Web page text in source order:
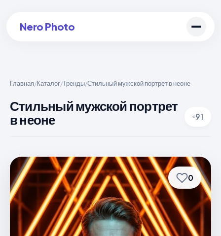
Nero Photo
Создать арт
Главная/Каталог/Тренды/Стильный мужской портрет в неоне
Стильный мужской портрет
в неоне
91
0